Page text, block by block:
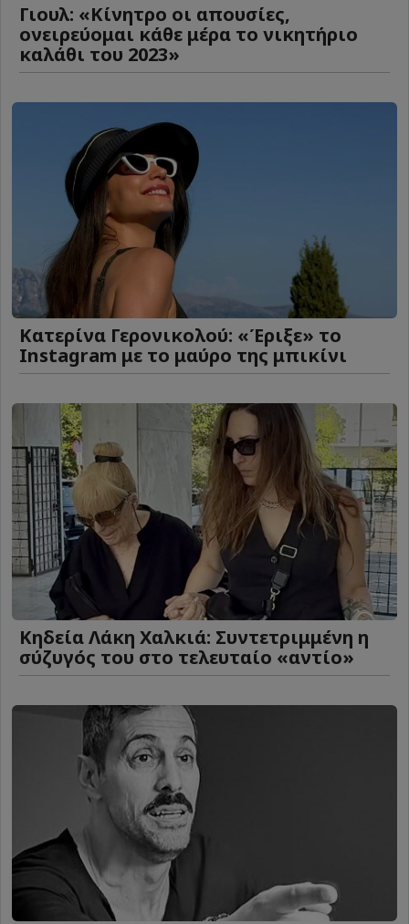
Γιουλ: «Κίνητρο οι απουσίες,
ονειρεύομαι κάθε μέρα το νικητήριο
καλάθι του 2023»
Κατερίνα Γερονικολού: «Έριξε» το
Instagram με το μαύρο της μπικίνι
Κηδεία Λάκη Χαλκιά: Συντετριμμένη η
σύζυγός του στο τελευταίο «αντίο»